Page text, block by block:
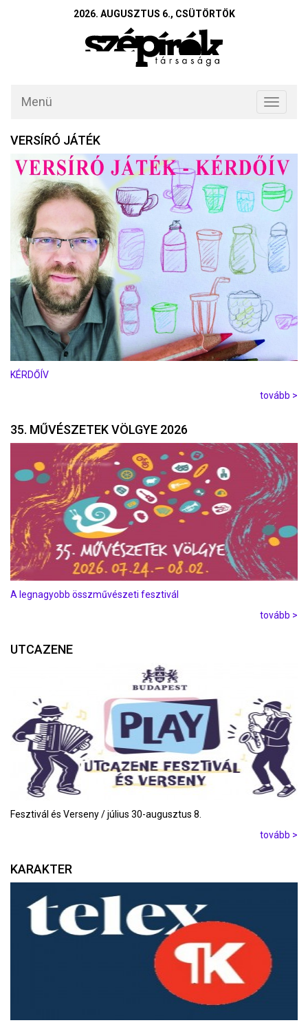
2026. AUGUSZTUS 6., CSÜTÖRTÖK
Toggle
Menü
VERSÍRÓ JÁTÉK
KÉRDŐÍV
tovább >
35. MŰVÉSZETEK VÖLGYE 2026
A legnagyobb összművészeti fesztivál
tovább >
UTCAZENE
Fesztivál és Verseny / július 30-augusztus 8.
tovább >
KARAKTER